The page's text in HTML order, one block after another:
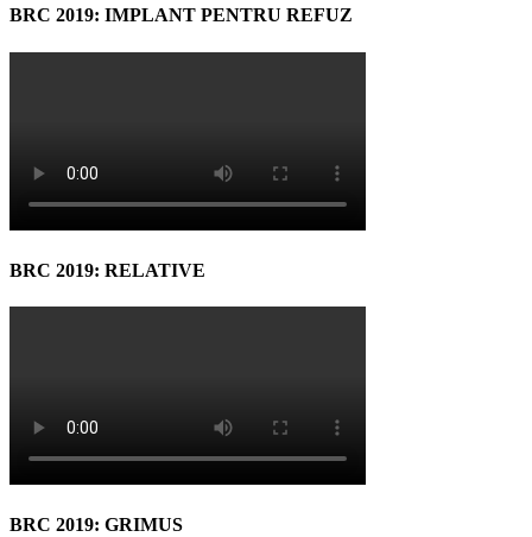
BRC 2019: IMPLANT PENTRU REFUZ
BRC 2019: RELATIVE
BRC 2019: GRIMUS